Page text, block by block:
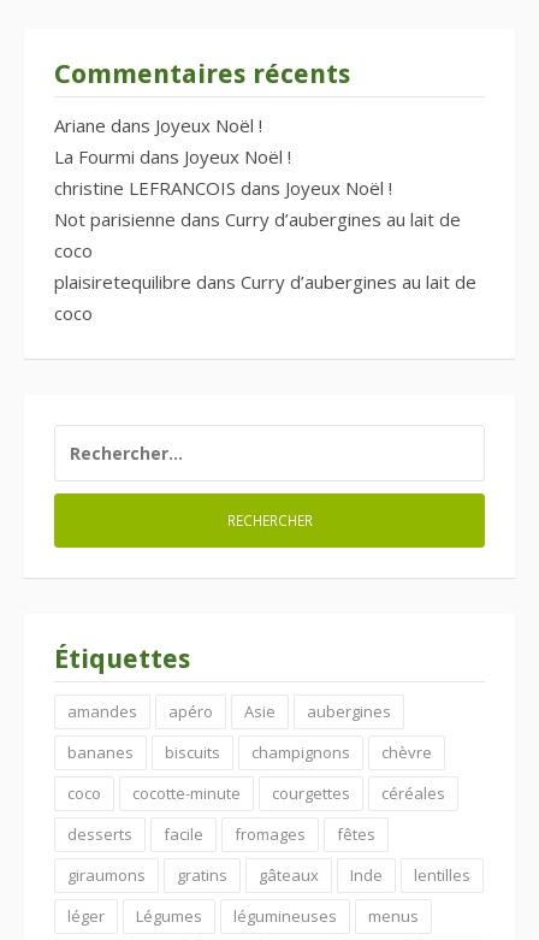
Commentaires récents
Ariane dans Joyeux Noël !
La Fourmi dans Joyeux Noël !
christine LEFRANCOIS dans Joyeux Noël !
Not parisienne dans Curry d’aubergines au lait de
coco
plaisiretequilibre dans Curry d’aubergines au lait de
coco
Étiquettes
amandes apéro Asie
aubergines
bananes
biscuits champignons
chèvre
coco
cocotte-minute courgettes
céréales
desserts
facile fromages
fêtes
giraumons
gratins gâteaux Inde
lentilles
léger
Légumes légumineuses
menus